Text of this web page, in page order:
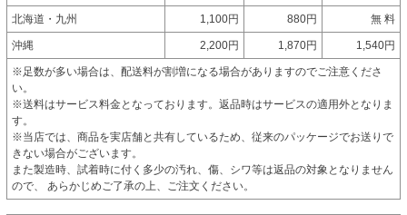
北海道・九州 1,100円 880円 無 料
沖縄 2,200円 1,870円 1,540円
※足数が多い場合は、配送料が割増になる場合がありますのでご注意くださ
い。
※送料はサービス料金となっております。返品時はサービスの適用外となりま
す。
※当店では、商品を実店舗と共有しているため、従来のパッケージでお送りで
きない場合がございます。
また製造時、試着時に付く多少の汚れ、傷、シワ等は返品の対象となりません
ので、 あらかじめご了承の上、ご注文ください。